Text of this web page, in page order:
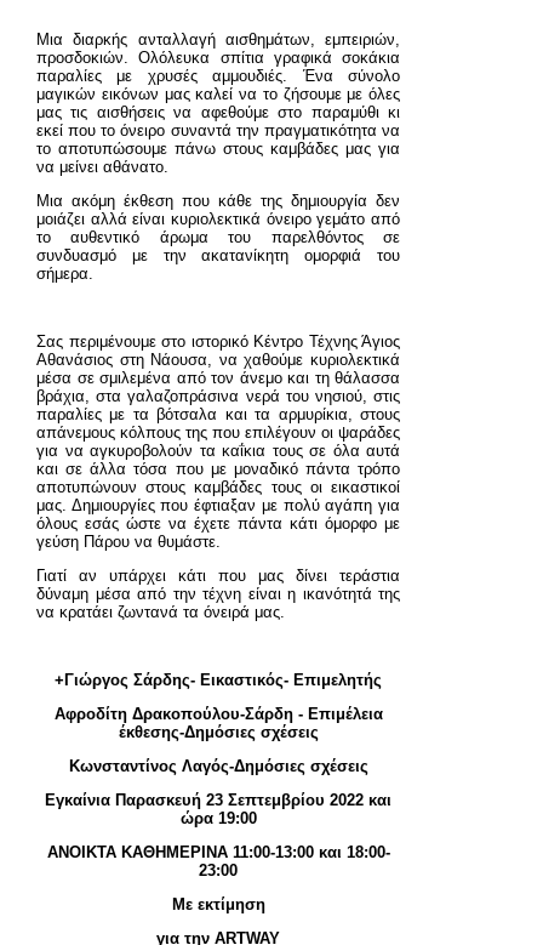
Μια διαρκής ανταλλαγή αισθημάτων, εμπειριών,
προσδοκιών. Ολόλευκα σπίτια γραφικά σοκάκια
παραλίες με χρυσές αμμουδιές. Ένα σύνολο
μαγικών εικόνων μας καλεί να το ζήσουμε με όλες
μας τις αισθήσεις να αφεθούμε στο παραμύθι κι
εκεί που το όνειρο συναντά την πραγματικότητα να
το αποτυπώσουμε πάνω στους καμβάδες μας για
να μείνει αθάνατο.
Μια ακόμη έκθεση που κάθε της δημιουργία δεν
μοιάζει αλλά είναι κυριολεκτικά όνειρο γεμάτο από
το αυθεντικό άρωμα του παρελθόντος σε
συνδυασμό με την ακατανίκητη ομορφιά του
σήμερα.
Σας περιμένουμε στο ιστορικό Κέντρο Τέχνης Άγιος
Αθανάσιος στη Νάουσα, να χαθούμε κυριολεκτικά
μέσα σε σμιλεμένα από τον άνεμο και τη θάλασσα
βράχια, στα γαλαζοπράσινα νερά του νησιού, στις
παραλίες με τα βότσαλα και τα αρμυρίκια, στους
απάνεμους κόλπους της που επιλέγουν οι ψαράδες
για να αγκυροβολούν τα καΐκια τους σε όλα αυτά
και σε άλλα τόσα που με μοναδικό πάντα τρόπο
αποτυπώνουν στους καμβάδες τους οι εικαστικοί
μας. Δημιουργίες που έφτιαξαν με πολύ αγάπη για
όλους εσάς ώστε να έχετε πάντα κάτι όμορφο με
γεύση Πάρου να θυμάστε.
Γιατί αν υπάρχει κάτι που μας δίνει τεράστια
δύναμη μέσα από την τέχνη είναι η ικανότητά της
να κρατάει ζωντανά τα όνειρά μας.
+Γιώργος Σάρδης- Εικαστικός- Επιμελητής
Αφροδίτη Δρακοπούλου-Σάρδη - Επιμέλεια
έκθεσης-Δημόσιες σχέσεις
Κωνσταντίνος Λαγός-Δημόσιες σχέσεις
Εγκαίνια Παρασκευή 23 Σεπτεμβρίου 2022 και
ώρα 19:00
ΑΝΟΙΚΤΑ ΚΑΘΗΜΕΡΙΝΑ 11:00-13:00 και 18:00-
23:00
Με εκτίμηση
για την ARTWAY